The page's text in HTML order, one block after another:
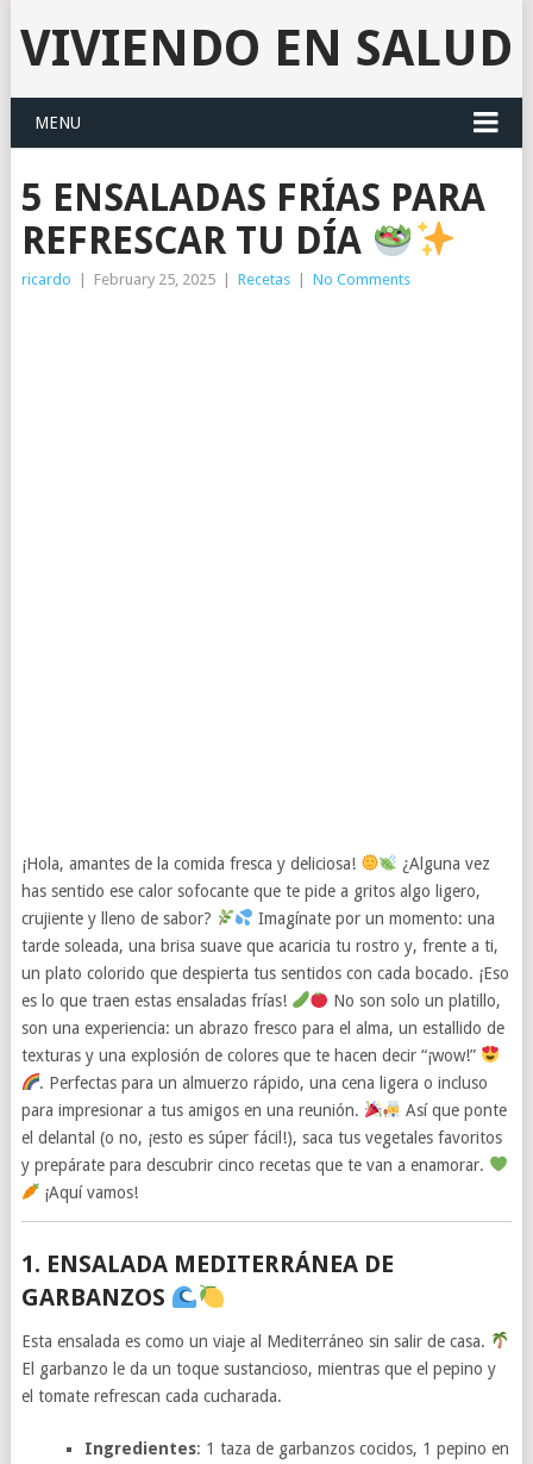
VIVIENDO EN SALUD
MENU
5 ENSALADAS FRÍAS PARA
REFRESCAR TU DÍA
ricardo February 25, 2025 Recetas No Comments
¡Hola, amantes de la comida fresca y deliciosa!
¿Alguna vez
has sentido ese calor sofocante que te pide a gritos algo ligero,
crujiente y lleno de sabor?
Imagínate por un momento: una
tarde soleada, una brisa suave que acaricia tu rostro y, frente a ti,
un plato colorido que despierta tus sentidos con cada bocado. ¡Eso
es lo que traen estas ensaladas frías!
No son solo un platillo,
son una experiencia: un abrazo fresco para el alma, un estallido de
texturas y una explosión de colores que te hacen decir “¡wow!”
. Perfectas para un almuerzo rápido, una cena ligera o incluso
para impresionar a tus amigos en una reunión.
Así que ponte
el delantal (o no, ¡esto es súper fácil!), saca tus vegetales favoritos
y prepárate para descubrir cinco recetas que te van a enamorar.
¡Aquí vamos!
1. ENSALADA MEDITERRÁNEA DE
GARBANZOS
Esta ensalada es como un viaje al Mediterráneo sin salir de casa.
El garbanzo le da un toque sustancioso, mientras que el pepino y
el tomate refrescan cada cucharada.
Ingredientes: 1 taza de garbanzos cocidos, 1 pepino en